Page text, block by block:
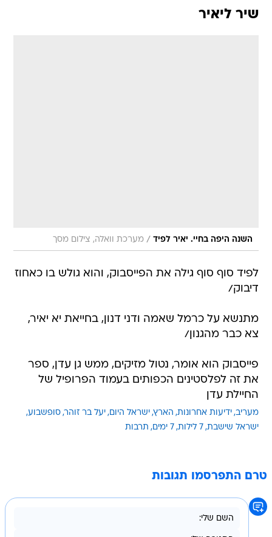
שיר ליאיר
השנה היפה בחיי. יאיר לפיד / מערכת וואלה, צילום מסך
לפיד סוף סוף גילה את הפייסבוק, והוא גולש בו כאחוז
דיבוק/
מתנשא על כרמל שאמה ודני דנון, בחייאת יא יאיר,
צא כבר מהגנון/
פייסבוק הוא אומר, נטול מזיקים, ממש גן עדן, ספר
את זה לפלסטינים הכפותים בעמוד הפרופיל של
החיילת עדן
מעריב ידיעות אחרונות הארץ ישראל היום יעל בר זוהר סופשבוע
ישראל שישבת 7 לילות 7 ימים תרבות
טרם התפרסמו תגובות